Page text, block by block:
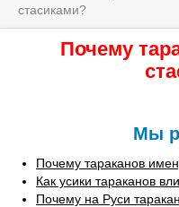
стасиками?
Почему
Мы
Почему тараканов
Как усики тараканов
Почему на Руси